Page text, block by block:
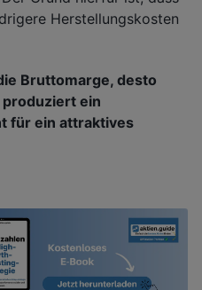
Herstellungskosten
Bruttomarge, desto
ein
für ein attraktives